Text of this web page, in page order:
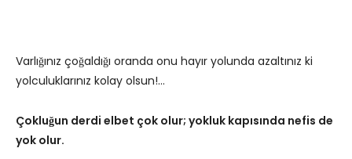
Varlığınız çoğaldığı oranda onu hayır yolunda azaltınız ki
yolculuklarınız kolay olsun!…
Çokluğun derdi elbet çok olur; yokluk kapısında nefis de
yok olur.